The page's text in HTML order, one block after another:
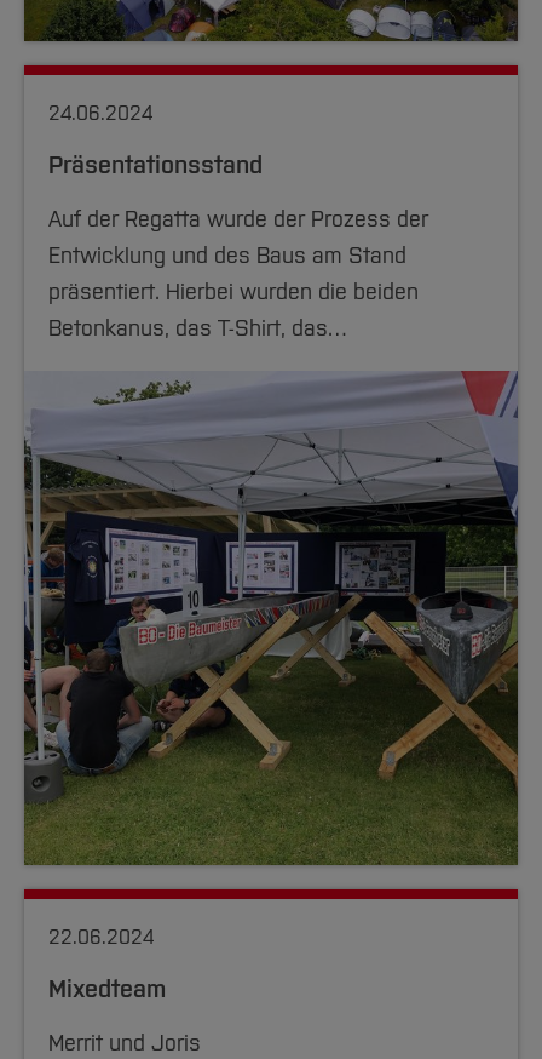
24.06.2024
Präsentationsstand
Auf der Regatta wurde der Prozess der
Entwicklung und des Baus am Stand
präsentiert. Hierbei wurden die beiden
Betonkanus, das T-Shirt, das…
22.06.2024
Mixedteam
Merrit und Joris